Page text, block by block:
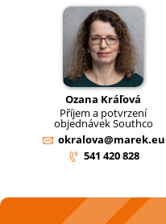
Ozana Kráľová
Příjem a potvrzení
objednávek Southco
okralova@marek.eu
541 420 828